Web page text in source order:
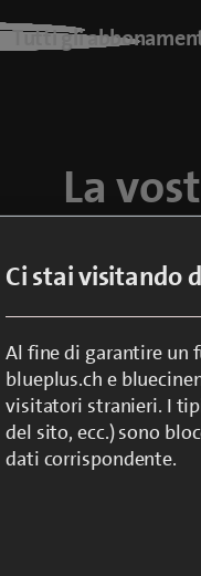
Tutti gli
La
Con l’app
Ci stai visitando
Al fine di garantire un
blueplus.ch e
visitatori stranieri. I
del sito, ecc.) sono
dati corrispondente.